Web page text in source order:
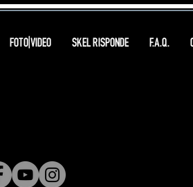
FOTO|VIDEO SKEL RISPONDE F.A.Q.